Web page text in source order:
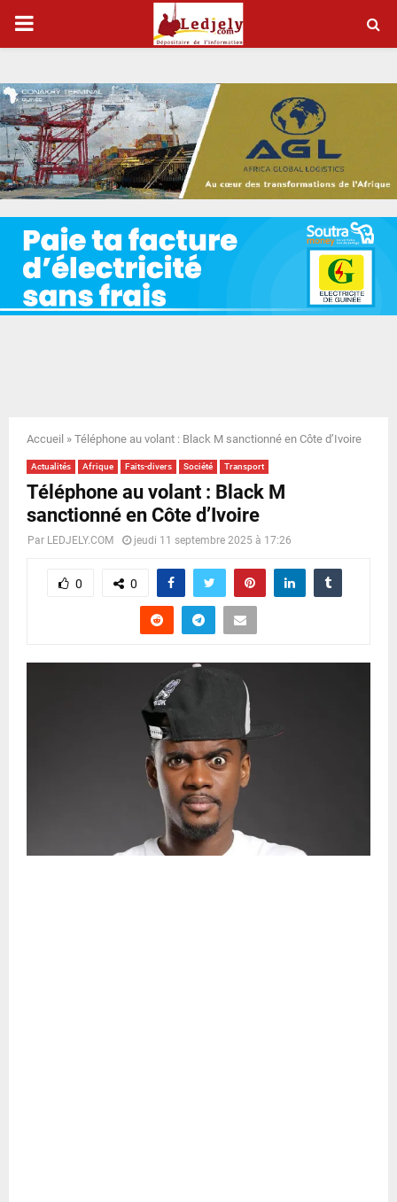
P
I
M
A
R
Y
N
Accueil » Téléphone au volant : Black M sanctionné en Côte d’Ivoire
Actualités Afrique Faits-divers Société Transport
Téléphone au volant : Black M
sanctionné en Côte d’Ivoire
Par LEDJELY.COM jeudi 11 septembre 2025 à 17:26
0 0